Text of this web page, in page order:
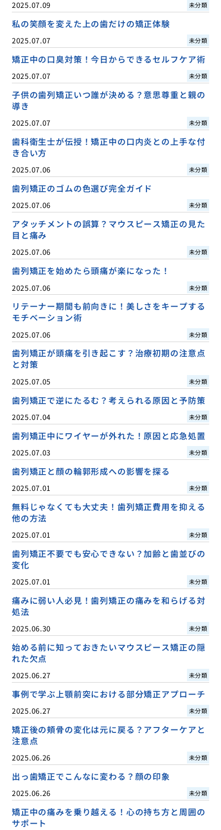
2025.07.09 未分類
私の笑顔を変えた上の歯だけの矯正体験
2025.07.07 未分類
矯正中の口臭対策！今日からできるセルフケア術
2025.07.07 未分類
子供の歯列矯正いつ誰が決める？意思尊重と親の
導き
2025.07.07 未分類
歯科衛生士が伝授！矯正中の口内炎との上手な付
き合い方
2025.07.06 未分類
歯列矯正のゴムの色選び完全ガイド
2025.07.06 未分類
アタッチメントの誤算？マウスピース矯正の見た
目と痛み
2025.07.06 未分類
歯列矯正を始めたら頭痛が楽になった！
2025.07.06 未分類
リテーナー期間も前向きに！美しさをキープする
モチベーション術
2025.07.06 未分類
歯列矯正が頭痛を引き起こす？治療初期の注意点
と対策
2025.07.05 未分類
歯列矯正で逆にたるむ？考えられる原因と予防策
2025.07.04 未分類
歯列矯正中にワイヤーが外れた！原因と応急処置
2025.07.03 未分類
歯列矯正と顔の輪郭形成への影響を探る
2025.07.01 未分類
無料じゃなくても大丈夫！歯列矯正費用を抑える
他の方法
2025.07.01 未分類
歯列矯正不要でも安心できない？加齢と歯並びの
変化
2025.07.01 未分類
痛みに弱い人必見！歯列矯正の痛みを和らげる対
処法
2025.06.30 未分類
始める前に知っておきたいマウスピース矯正の隠
れた欠点
2025.06.27 未分類
事例で学ぶ上顎前突における部分矯正アプローチ
2025.06.27 未分類
矯正後の頬骨の変化は元に戻る？アフターケアと
注意点
2025.06.26 未分類
出っ歯矯正でこんなに変わる？顔の印象
2025.06.26 未分類
矯正中の痛みを乗り越える！心の持ち方と周囲の
サポート